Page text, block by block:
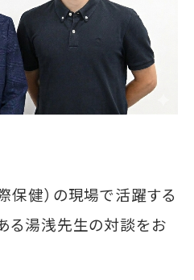
保健）の現場で活躍する
る湯浅先生の対談をお